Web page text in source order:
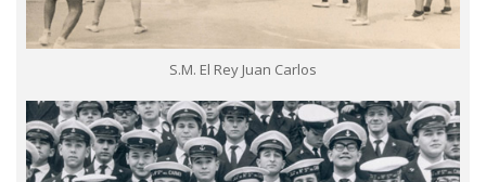
S.M. El Rey Juan Carlos